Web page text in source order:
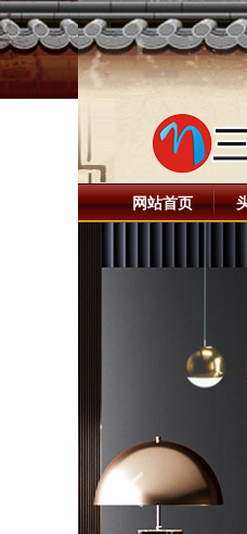
网站首页